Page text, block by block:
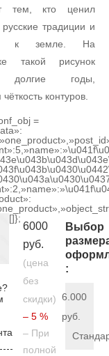
тем, кто ценил
традиции и
к земле. На
такой рисунок
долгие годы,
контуров.
=
[]};
6000
руб.
(цена
без
скидки)
– 5 %
– При
полной
Выбор
:
6.000
руб.